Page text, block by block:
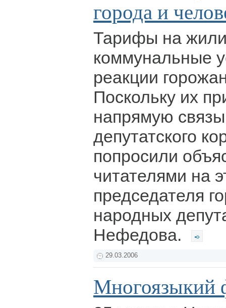
города и
Тарифы на
коммунальные
реакции
Поскольку их
напрямую
депутатского
попросили
читателями на
председателя
народных
Нефедова.
29.03.2006
Многоязыкий